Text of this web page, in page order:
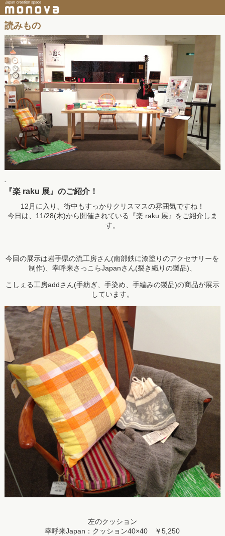
読みもの
-
『楽 raku 展』のご紹介！
12月に入り、街中もすっかりクリスマスの雰囲気ですね！
今日は、11/28(木)から開催されている『楽 raku 展』をご紹介しま
す。
今回の展示は岩手県の流工房さん(南部鉄に漆塗りのアクセサリーを
制作)、幸呼来さっこらJapanさん(裂き織りの製品)、
こしぇる工房addさん(手紡ぎ、手染め、手編みの製品)の商品が展示
しています。
左のクッション
幸呼来Japan：クッション40×40 ￥5,250